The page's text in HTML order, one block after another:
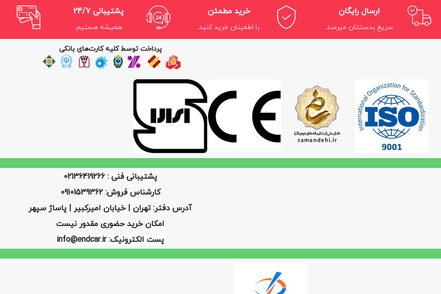
ارسال رایگان
سریع بدستتان میرسد.
خرید مطمئن
با اطمینان خرید کنید.
پشتیبانی 24/7
همیشه هستیم.
پرداخت توسط کلیه کارت‌های بانکی
پشتیبانی فنی : 02136419266
کارشناس فروش: 09101539362
آدرس دفتر: تهران | خیابان امیرکبیر | پاساژ سپهر
امکان خرید حضوری مقدور نیست
پست الکترونیک: info@endcar.ir